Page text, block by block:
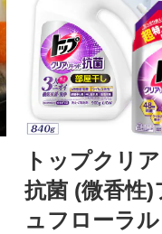
トップクリ
抗菌 (微香性)
ュフローラ